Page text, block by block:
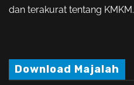
dan terakurat tentang KMKM.
Download Majalah